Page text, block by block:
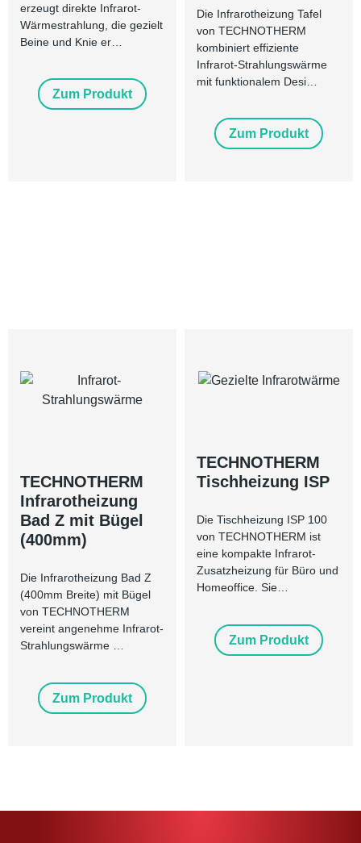
erzeugt direkte Infrarot-
Wärmestrahlung, die gezielt
Beine und Knie er…
Zum Produkt
Die Infrarotheizung Tafel
von TECHNOTHERM
kombiniert effiziente
Infrarot-Strahlungswärme
mit funktionalem Desi…
Zum Produkt
TECHNOTHERM
Infrarotheizung
Bad Z mit Bügel
(400mm)
Die Infrarotheizung Bad Z
(400mm Breite) mit Bügel
von TECHNOTHERM
vereint angenehme Infrarot-
Strahlungswärme …
Zum Produkt
TECHNOTHERM
Tischheizung ISP
Die Tischheizung ISP 100
von TECHNOTHERM ist
eine kompakte Infrarot-
Zusatzheizung für Büro und
Homeoffice. Sie…
Zum Produkt